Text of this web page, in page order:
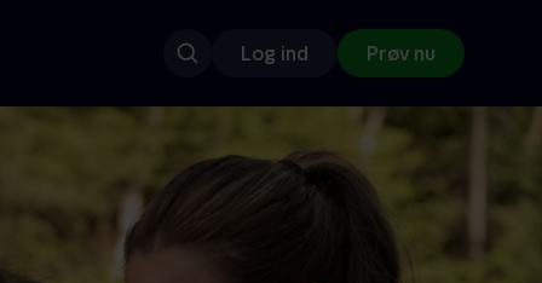
Log ind Prøv nu